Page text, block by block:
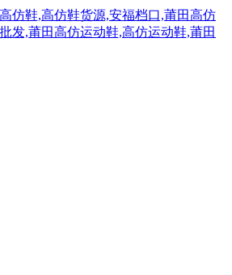
仿鞋,高仿鞋货源,安福档口,莆田高仿
发,莆田高仿运动鞋,高仿运动鞋,莆田